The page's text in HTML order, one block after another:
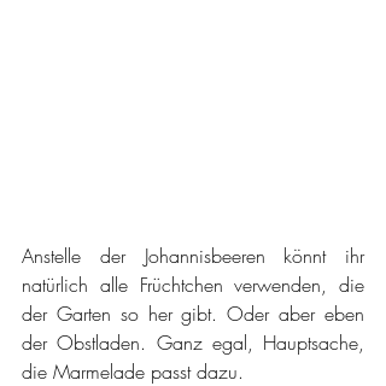
Anstelle der Johannisbeeren könnt ihr
natürlich alle Früchtchen verwenden, die
der Garten so her gibt. Oder aber eben
der Obstladen. Ganz egal, Hauptsache,
die Marmelade passt dazu.